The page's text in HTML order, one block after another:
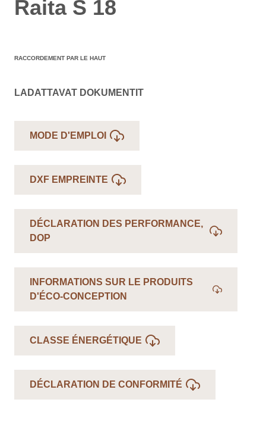
Raita S 18
RACCORDEMENT PAR LE HAUT
LADATTAVAT DOKUMENTIT
MODE D'EMPLOI
DXF EMPREINTE
DÉCLARATION DES PERFORMANCE,
DOP
INFORMATIONS SUR LE PRODUITS
D'ÉCO-CONCEPTION
CLASSE ÉNERGÉTIQUE
DÉCLARATION DE CONFORMITÉ